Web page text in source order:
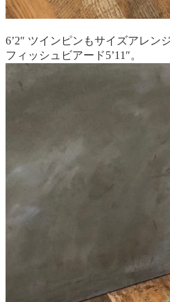
6’2″ ツインピンもサイズアレン
フィッシュビアード5’11″。